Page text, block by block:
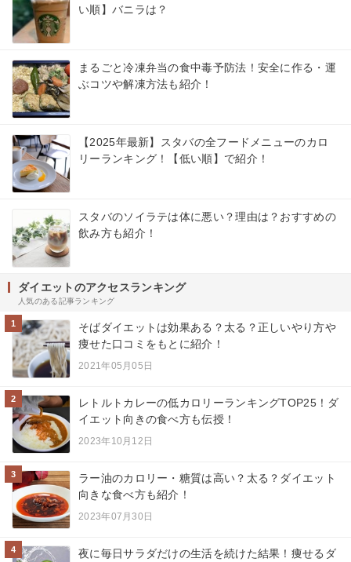
い順】バニラは？
まるごと冷凍弁当の食中毒予防法！安全に作る・運
ぶコツや解凍方法も紹介！
【2025年最新】スタバの全フードメニューのカロ
リーランキング！【低い順】で紹介！
スタバのソイラテは体に悪い？理由は？おすすめの
飲み方も紹介！
ダイエットのアクセスランキング
人気のある記事ランキング
1
そばダイエットは効果ある？太る？正しいやり方や
痩せた口コミをもとに紹介！
2021年05月05日
2
レトルトカレーの低カロリーランキングTOP25！ダ
イエット向きの食べ方も伝授！
2023年10月12日
3
ラー油のカロリー・糖質は高い？太る？ダイエット
向きな食べ方も紹介！
2023年07月30日
4
夜に毎日サラダだけの生活を続けた結果！痩せるダ